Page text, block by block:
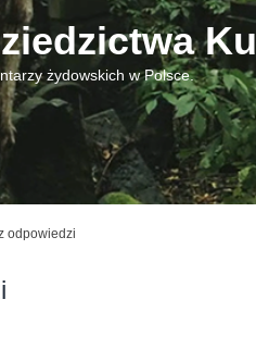
żydowskich w Polsce.
odpowiedzi